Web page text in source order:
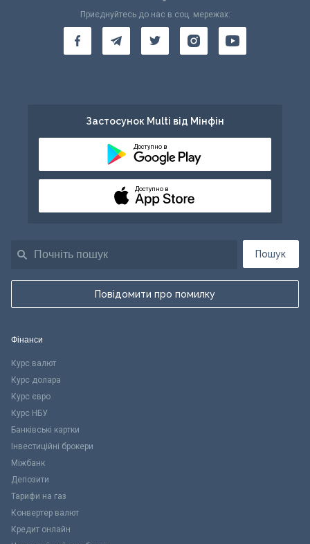
Пошук
Повідомити про помилку
Приєднуйтесь до нас в соц. мережах:
Застосунок Multi від Мінфін
Доступно в
Доступно в
Фінанси
Курс валют
Курс долара
Курс євро
Курс НБУ
Банківські картки
Інвестиційні брокери
Міжбанк
Депозити
Тарифи на газ
Конвертер валют
Кредит онлайн